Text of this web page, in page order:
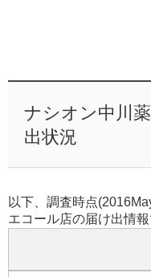
ナシオン中川
出状況
以下、調査時点
エコール店の届け出情報